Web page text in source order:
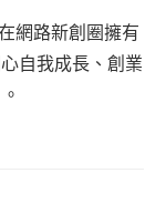
網路新創圈擁有
自我成長、創業